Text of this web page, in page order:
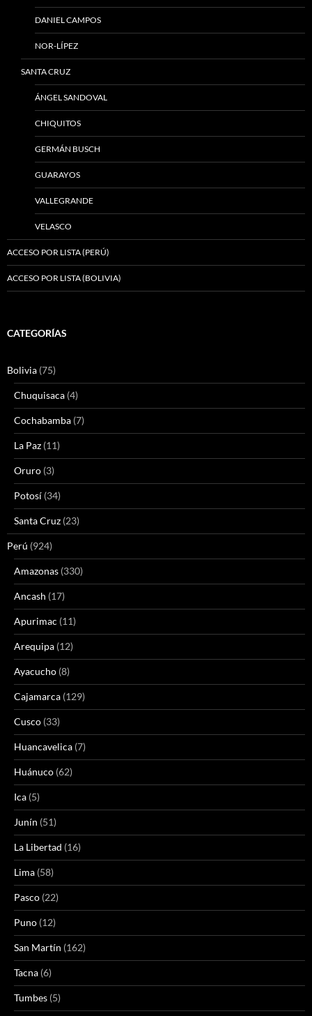
DANIEL CAMPOS
NOR-LÍPEZ
SANTA CRUZ
ÁNGEL SANDOVAL
CHIQUITOS
GERMÁN BUSCH
GUARAYOS
VALLEGRANDE
VELASCO
ACCESO POR LISTA (PERÚ)
ACCESO POR LISTA (BOLIVIA)
CATEGORÍAS
Bolivia (75)
Chuquisaca (4)
Cochabamba (7)
La Paz (11)
Oruro (3)
Potosí (34)
Santa Cruz (23)
Perú (924)
Amazonas (330)
Ancash (17)
Apurimac (11)
Arequipa (12)
Ayacucho (8)
Cajamarca (129)
Cusco (33)
Huancavelica (7)
Huánuco (62)
Ica (5)
Junín (51)
La Libertad (16)
Lima (58)
Pasco (22)
Puno (12)
San Martín (162)
Tacna (6)
Tumbes (5)